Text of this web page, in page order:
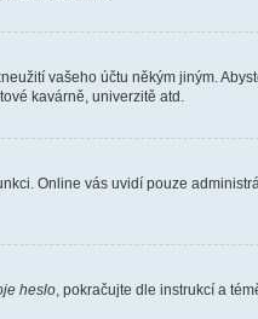
vašeho účtu někým jiným.
kavárně, univerzitě atd.
Online vás uvidí pouze
heslo, pokračujte dle instrukcí a